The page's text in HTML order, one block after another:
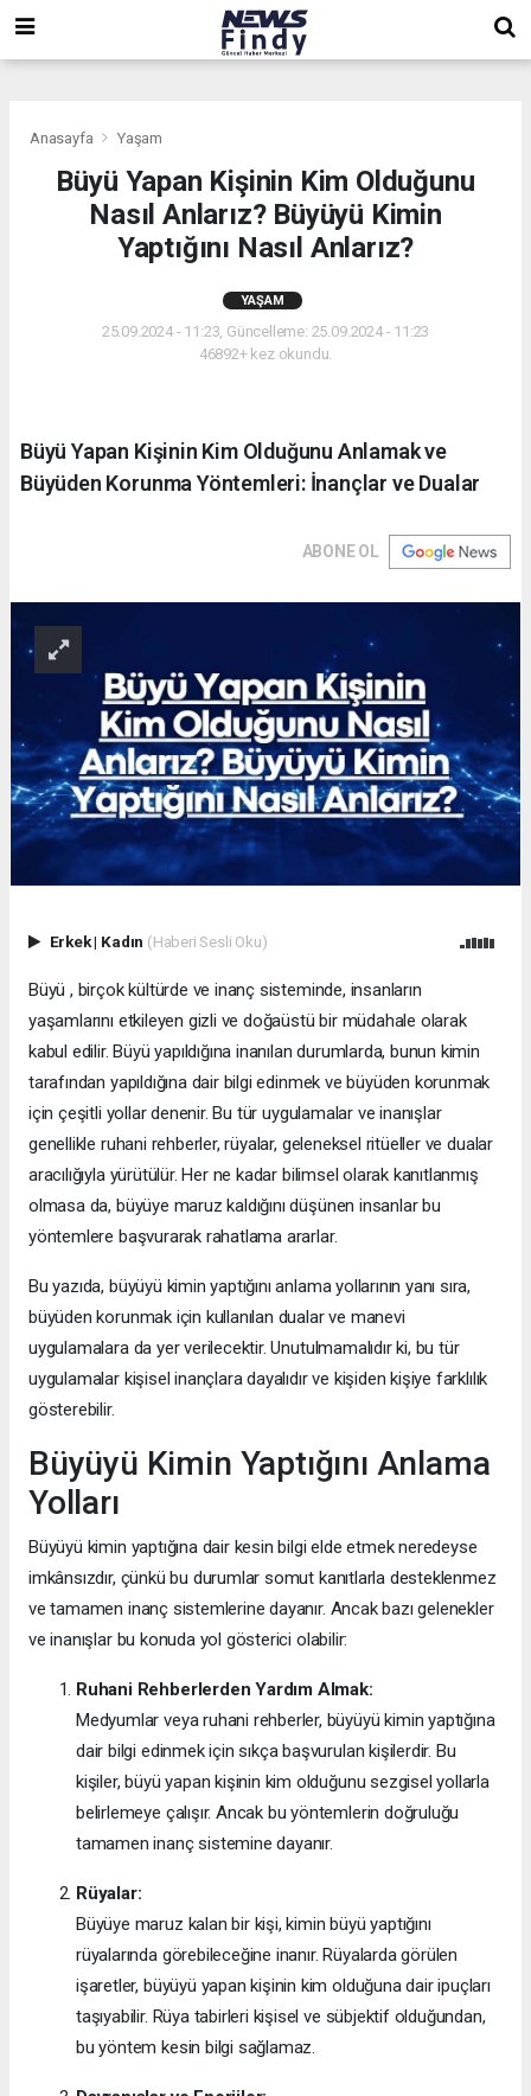
Anasayfa Yaşam
Büyü Yapan Kişinin Kim Olduğunu
Nasıl Anlarız? Büyüyü Kimin
Yaptığını Nasıl Anlarız?
YAŞAM
25.09.2024 - 11:23, Güncelleme: 25.09.2024 - 11:23
46892+ kez okundu.
Büyü Yapan Kişinin Kim Olduğunu Anlamak ve
Büyüden Korunma Yöntemleri: İnançlar ve Dualar
ABONE OL
Erkek| Kadın (Haberi Sesli Oku)
Büyü , birçok kültürde ve inanç sisteminde, insanların
yaşamlarını etkileyen gizli ve doğaüstü bir müdahale olarak
kabul edilir. Büyü yapıldığına inanılan durumlarda, bunun kimin
tarafından yapıldığına dair bilgi edinmek ve büyüden korunmak
için çeşitli yollar denenir. Bu tür uygulamalar ve inanışlar
genellikle ruhani rehberler, rüyalar, geleneksel ritüeller ve dualar
aracılığıyla yürütülür. Her ne kadar bilimsel olarak kanıtlanmış
olmasa da, büyüye maruz kaldığını düşünen insanlar bu
yöntemlere başvurarak rahatlama ararlar.
Bu yazıda, büyüyü kimin yaptığını anlama yollarının yanı sıra,
büyüden korunmak için kullanılan dualar ve manevi
uygulamalara da yer verilecektir. Unutulmamalıdır ki, bu tür
uygulamalar kişisel inançlara dayalıdır ve kişiden kişiye farklılık
gösterebilir.
Büyüyü Kimin Yaptığını Anlama
Yolları
Büyüyü kimin yaptığına dair kesin bilgi elde etmek neredeyse
imkânsızdır, çünkü bu durumlar somut kanıtlarla desteklenmez
ve tamamen inanç sistemlerine dayanır. Ancak bazı gelenekler
ve inanışlar bu konuda yol gösterici olabilir:
Ruhani Rehberlerden Yardım Almak:
Medyumlar veya ruhani rehberler, büyüyü kimin yaptığına
dair bilgi edinmek için sıkça başvurulan kişilerdir. Bu
kişiler, büyü yapan kişinin kim olduğunu sezgisel yollarla
belirlemeye çalışır. Ancak bu yöntemlerin doğruluğu
tamamen inanç sistemine dayanır.
Rüyalar:
Büyüye maruz kalan bir kişi, kimin büyü yaptığını
rüyalarında görebileceğine inanır. Rüyalarda görülen
işaretler, büyüyü yapan kişinin kim olduğuna dair ipuçları
taşıyabilir. Rüya tabirleri kişisel ve sübjektif olduğundan,
bu yöntem kesin bilgi sağlamaz.